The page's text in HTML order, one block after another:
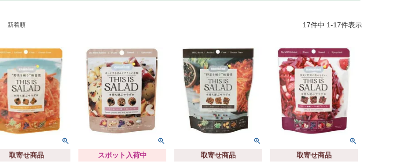
新着順 17件中 1-17件表示
取寄せ商品 スポット入荷中 取寄せ商品 取寄せ商品